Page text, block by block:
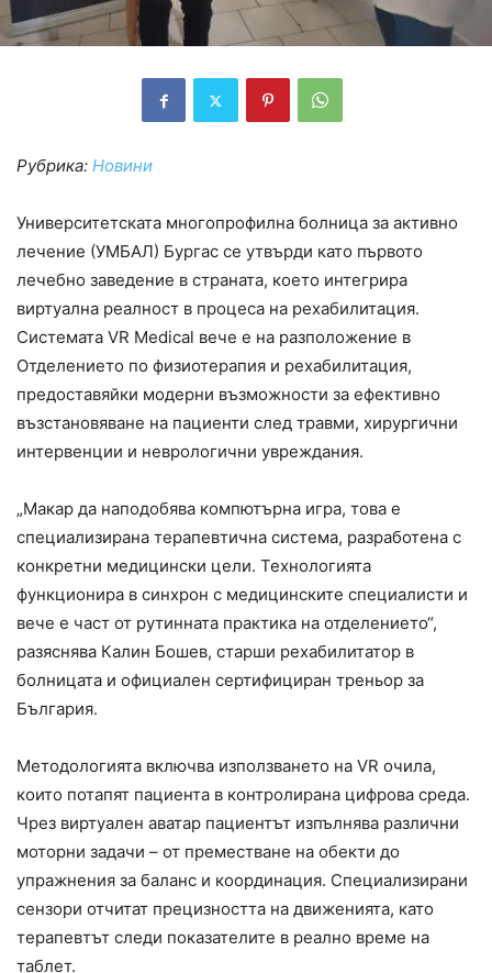
Рубрика: Новини
Университетската многопрофилна болница за активно
лечение (УМБАЛ) Бургас се утвърди като първото
лечебно заведение в страната, което интегрира
виртуална реалност в процеса на рехабилитация.
Системата VR Medical вече е на разположение в
Отделението по физиотерапия и рехабилитация,
предоставяйки модерни възможности за ефективно
възстановяване на пациенти след травми, хирургични
интервенции и неврологични увреждания.
„Макар да наподобява компютърна игра, това е
специализирана терапевтична система, разработена с
конкретни медицински цели. Технологията
функционира в синхрон с медицинските специалисти и
вече е част от рутинната практика на отделението“,
разяснява Калин Бошев, старши рехабилитатор в
болницата и официален сертифициран треньор за
България.
Методологията включва използването на VR очила,
които потапят пациента в контролирана цифрова среда.
Чрез виртуален аватар пациентът изпълнява различни
моторни задачи – от преместване на обекти до
упражнения за баланс и координация. Специализирани
сензори отчитат прецизността на движенията, като
терапевтът следи показателите в реално време на
таблет.